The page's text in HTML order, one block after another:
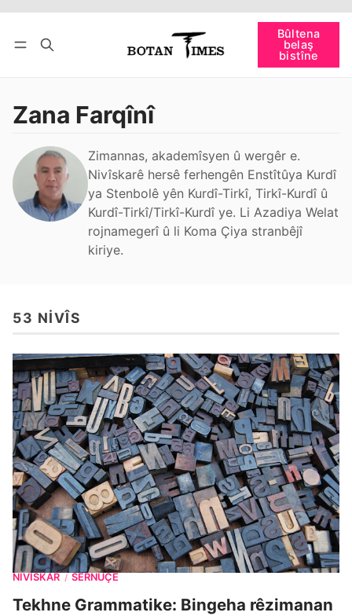
Bûltena
belaş
bistîne
bişopîne
Zana Farqînî
Zimannas, akademîsyen û wergêr e.
Nivîskarê hersê ferhengên Enstîtûya Kurdî
ya Stenbolê yên Kurdî-Tirkî, Tirkî-Kurdî û
Kurdî-Tirkî/Tirkî-Kurdî ye. Li Azadiya Welat
rojnamegerî û li Koma Çiya stranbêjî
kiriye.
53 NIVÎS
NIVÎSKAR / SERNÛÇE
Tekhne Grammatike: Bingeha rêzimanan